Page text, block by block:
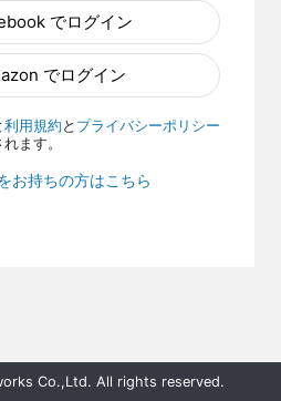
でログイン
でログイン
利用規約 と プライバシーポリシー
ます。
お持ちの方はこちら
Co.,Ltd. All rights reserved.